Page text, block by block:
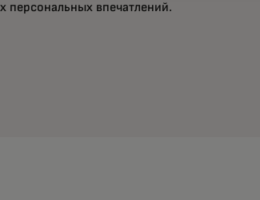
персональных впечатлений.